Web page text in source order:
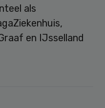
als
en IJsselland